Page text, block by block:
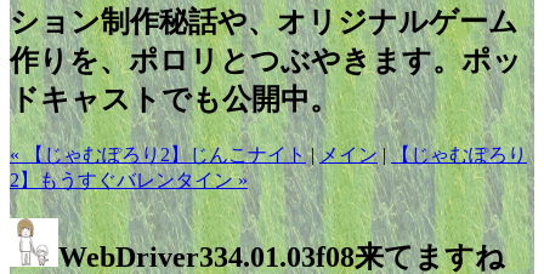
ション制作秘話や、オリジナルゲーム
作りを、ポロリとつぶやきます。ポッ
ドキャストでも公開中。
« 【じゃむぽろり2】じんこナイト|メイン|【じゃむぽろり
2】もうすぐバレンタイン »
WebDriver334.01.03f08来てますね